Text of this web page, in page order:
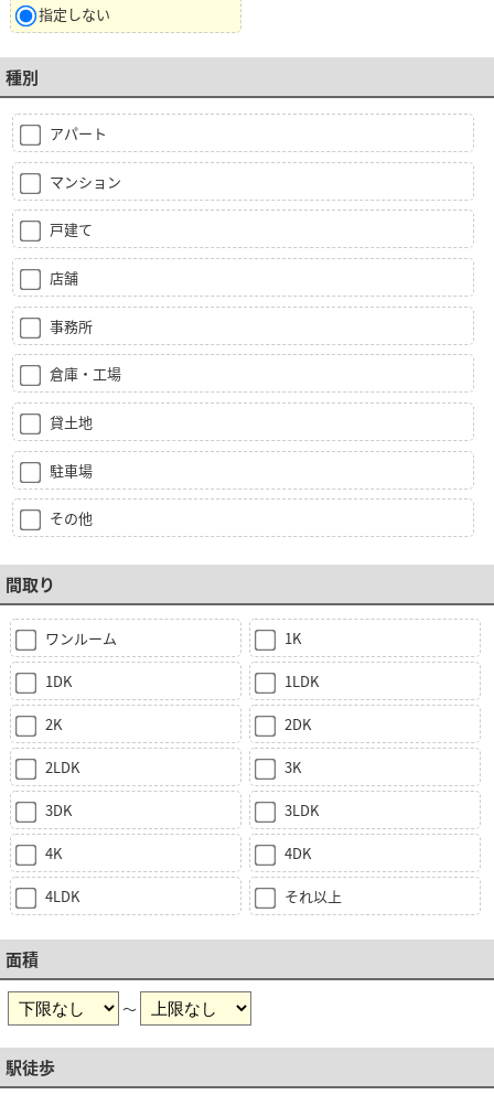
指定しない
種別
アパート
マンション
戸建て
店舗
事務所
倉庫・工場
貸土地
駐車場
その他
間取り
ワンルーム 1K
1DK 1LDK
2K 2DK
2LDK 3K
3DK 3LDK
4K 4DK
4LDK それ以上
面積
～
駅徒歩